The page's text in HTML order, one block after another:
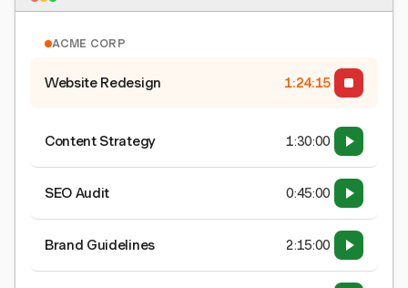
ACME CORP
Website Redesign 1:24:15
Content Strategy 1:30:00
SEO Audit 0:45:00
Brand Guidelines 2:15:00